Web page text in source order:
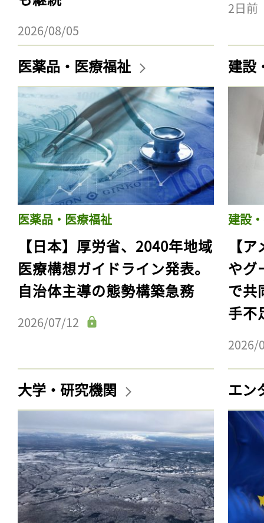
2026/08/05
2日前
医薬品・医療福祉
医薬品・医療福祉
【日本】厚労省、2040年地域
医療構想ガイドライン発表。
自治体主導の態勢構築急務
2026/07/12
建設
建設
【
やグ
で共
手不
2026/
大学・研究機関 エン